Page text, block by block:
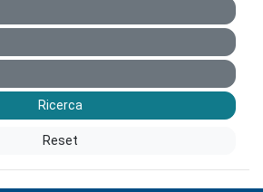
Ricerca
Reset